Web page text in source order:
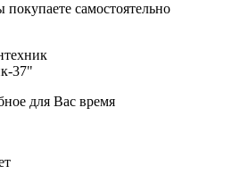
самостоятельно
37"
для Вас время